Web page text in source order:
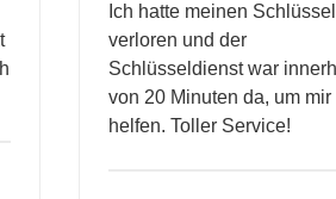
Ich hatte meinen Schlüssel
verloren und der
Schlüsseldienst war innerhalb
von 20 Minuten da, um mir zu
helfen. Toller Service!